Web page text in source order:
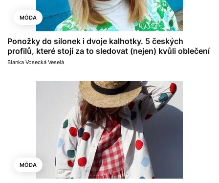
MÓDA
Ponožky do silonek i dvoje kalhotky. 5 českých
profilů, které stojí za to sledovat (nejen) kvůli oblečení
Blanka Vosecká Veselá
MÓDA